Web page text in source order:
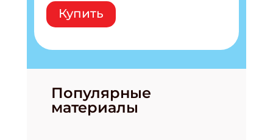
Купить
Популярные
материалы